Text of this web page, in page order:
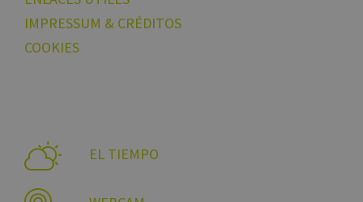
IMPRESSUM & CRÉDITOS
COOKIES
EL TIEMPO